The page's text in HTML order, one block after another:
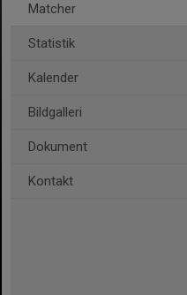
Matcher
Statistik
Kalender
Bildgalleri
Dokument
Kontakt